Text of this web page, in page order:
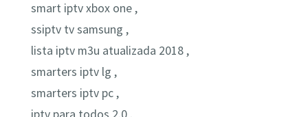
smart iptv xbox one ,
ssiptv tv samsung ,
lista iptv m3u atualizada 2018 ,
smarters iptv lg ,
smarters iptv pc ,